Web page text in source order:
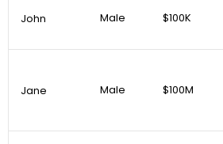
John Male $100K
Jane Male $100M